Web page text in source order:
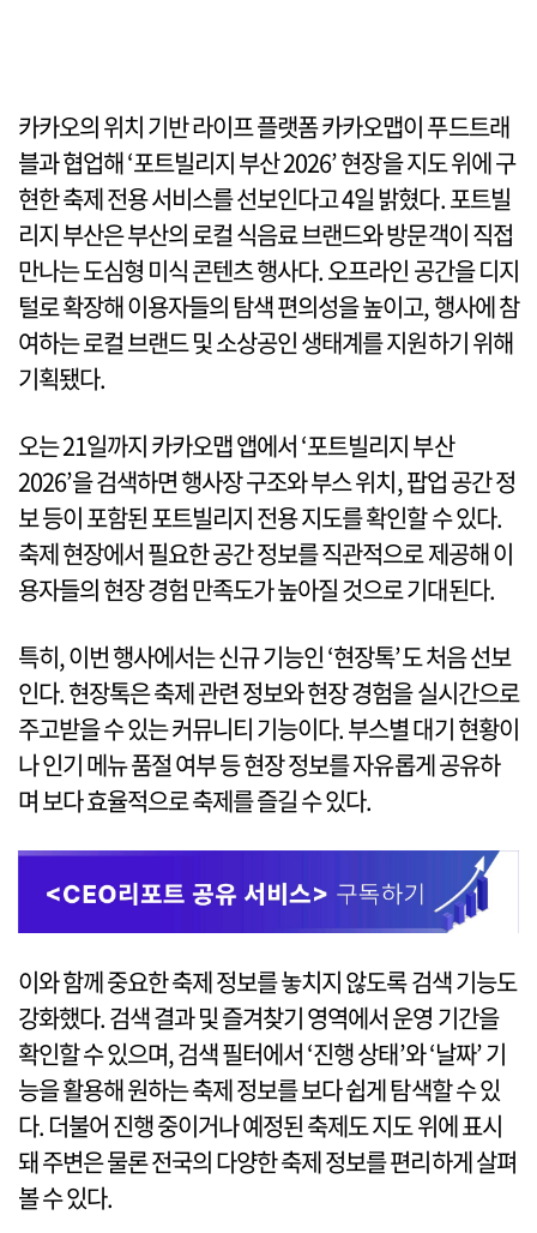
카카오의 위치 기반 라이프 플랫폼 카카오맵이 푸드트래
블과 협업해 ‘포트빌리지 부산 2026’ 현장을 지도 위에 구
현한 축제 전용 서비스를 선보인다고 4일 밝혔다. 포트빌
리지 부산은 부산의 로컬 식음료 브랜드와 방문객이 직접
만나는 도심형 미식 콘텐츠 행사다. 오프라인 공간을 디지
털로 확장해 이용자들의 탐색 편의성을 높이고, 행사에 참
여하는 로컬 브랜드 및 소상공인 생태계를 지원하기 위해
기획됐다.
오는 21일까지 카카오맵 앱에서 ‘포트빌리지 부산
2026’을 검색하면 행사장 구조와 부스 위치, 팝업 공간 정
보 등이 포함된 포트빌리지 전용 지도를 확인할 수 있다.
축제 현장에서 필요한 공간 정보를 직관적으로 제공해 이
용자들의 현장 경험 만족도가 높아질 것으로 기대된다.
특히, 이번 행사에서는 신규 기능인 ‘현장톡’도 처음 선보
인다. 현장톡은 축제 관련 정보와 현장 경험을 실시간으로
주고받을 수 있는 커뮤니티 기능이다. 부스별 대기 현황이
나 인기 메뉴 품절 여부 등 현장 정보를 자유롭게 공유하
며 보다 효율적으로 축제를 즐길 수 있다.
이와 함께 중요한 축제 정보를 놓치지 않도록 검색 기능도
강화했다. 검색 결과 및 즐겨찾기 영역에서 운영 기간을
확인할 수 있으며, 검색 필터에서 ‘진행 상태’와 ‘날짜’ 기
능을 활용해 원하는 축제 정보를 보다 쉽게 탐색할 수 있
다. 더불어 진행 중이거나 예정된 축제도 지도 위에 표시
돼 주변은 물론 전국의 다양한 축제 정보를 편리하게 살펴
볼 수 있다.